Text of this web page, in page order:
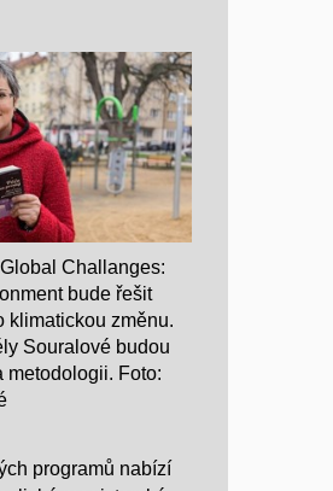
Challanges:
bude řešit
klimatickou změnu.
Souralové budou
metodologii. Foto:
programů nabízí